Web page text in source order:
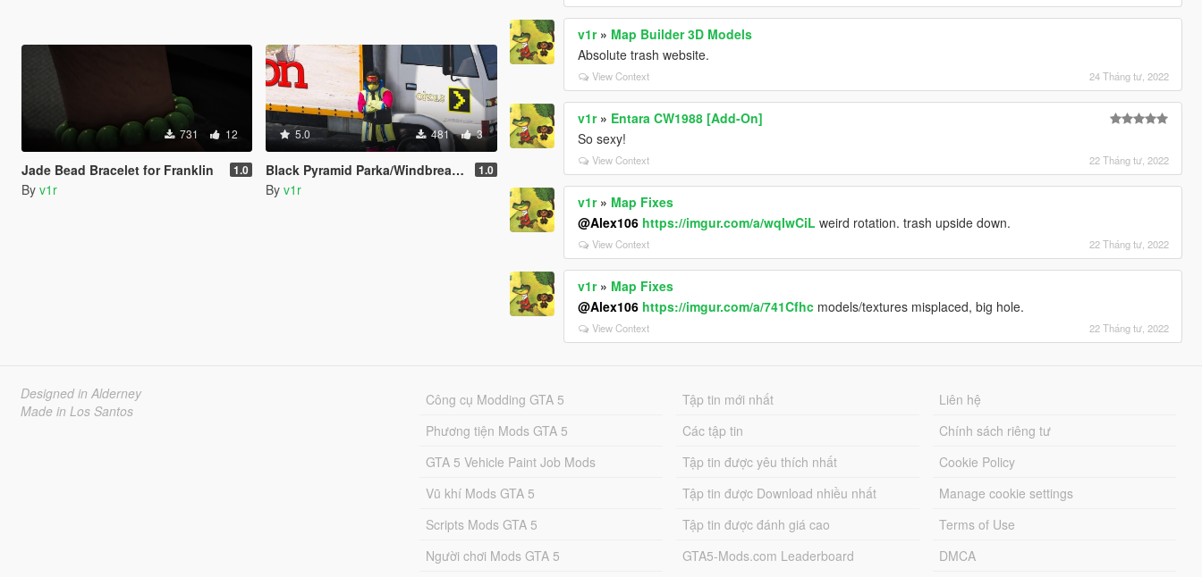
731 12
Jade Bead Bracelet for Franklin 1.0
By v1r
5.0 481 3
Black Pyramid Parka/Windbreaker Set 1.0
By v1r
v1r» Map Builder 3D Models
Absolute trash website.
View Context 24 Tháng tư, 2022
v1r» Entara CW1988 [Add-On]
So sexy!
View Context 22 Tháng tư, 2022
v1r» Map Fixes
@Alex106 https://imgur.com/a/wqIwCiL weird rotation. trash upside down.
View Context 22 Tháng tư, 2022
v1r» Map Fixes
@Alex106 https://imgur.com/a/741Cfhc models/textures misplaced, big hole.
View Context 22 Tháng tư, 2022
Designed in Alderney
Made in Los Santos
Công cụ Modding GTA 5
Phương tiện Mods GTA 5
GTA 5 Vehicle Paint Job Mods
Vũ khí Mods GTA 5
Scripts Mods GTA 5
Người chơi Mods GTA 5
Tập tin mới nhất
Các tập tin
Tập tin được yêu thích nhất
Tập tin được Download nhiều nhất
Tập tin được đánh giá cao
GTA5-Mods.com Leaderboard
Liên hệ
Chính sách riêng tư
Cookie Policy
Manage cookie settings
Terms of Use
DMCA